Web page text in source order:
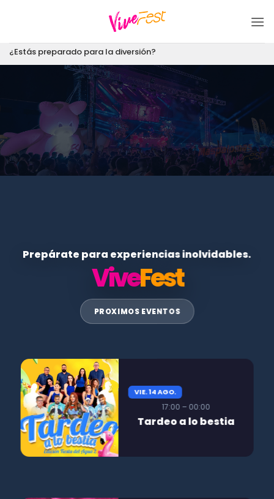
¿Estás preparado para la diversión?
Prepárate para experiencias inolvidables.
ViveFest
PROXIMOS EVENTOS
VIE. 14 AGO.
17:00 – 00:00
Tardeo a lo bestia